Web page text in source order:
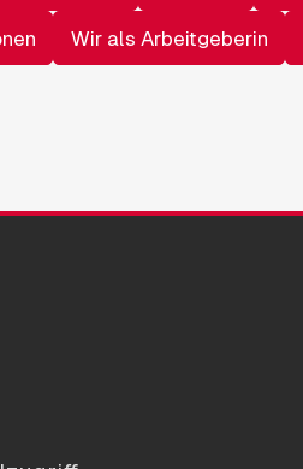
Wir als Arbeitgeberin